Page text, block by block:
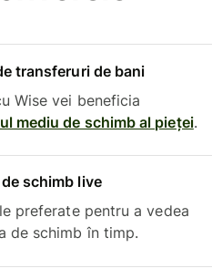
transferuri de bani
Wise vei beneficia
mediu de schimb al pieței.
schimb live
preferate pentru a vedea
de schimb în timp.